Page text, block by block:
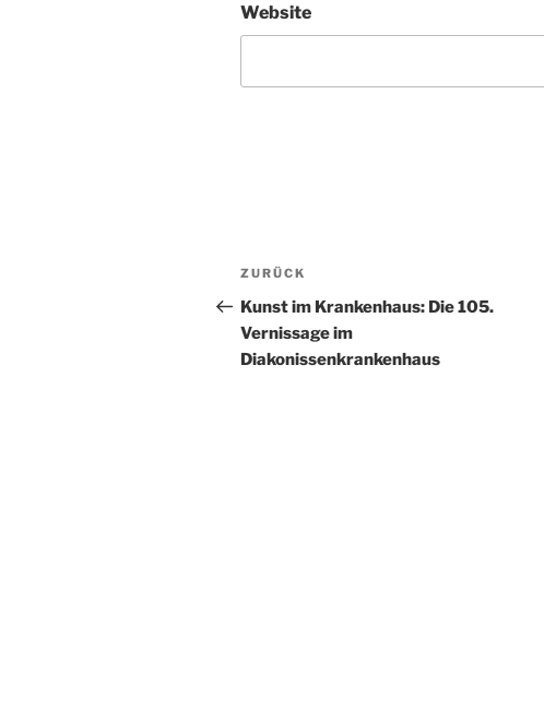
Website
Beitragsnavigation
Vorheriger
Beitrag
ZURÜCK
Kunst im Krankenhaus: Die 105.
Vernissage im
Diakonissenkrankenhaus